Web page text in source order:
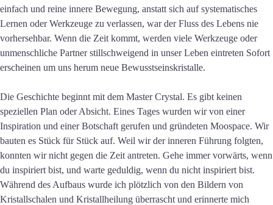
einfach und reine innere Bewegung, anstatt sich auf systematisches
Lernen oder Werkzeuge zu verlassen, war der Fluss des Lebens nie
vorhersehbar. Wenn die Zeit kommt, werden viele Werkzeuge oder
unmenschliche Partner stillschweigend in unser Leben eintreten Sofort
erscheinen um uns herum neue Bewusstseinskristalle.
Die Geschichte beginnt mit dem Master Crystal. Es gibt keinen
speziellen Plan oder Absicht. Eines Tages wurden wir von einer
Inspiration und einer Botschaft gerufen und gründeten Moospace. Wir
bauten es Stück für Stück auf. Weil wir der inneren Führung folgten,
konnten wir nicht gegen die Zeit antreten. Gehe immer vorwärts, wenn
du inspiriert bist, und warte geduldig, wenn du nicht inspiriert bist.
Während des Aufbaus wurde ich plötzlich von den Bildern von
Kristallschalen und Kristallheilung überrascht und erinnerte mich